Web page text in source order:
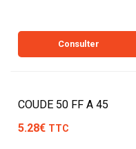
Consulter
COUDE 50 FF A 45
5.28€ TTC